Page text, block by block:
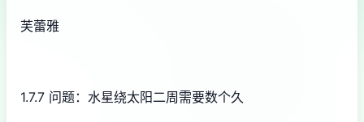
芙蕾雅
1.7.7 问题：水星绕太阳二周需要数个久